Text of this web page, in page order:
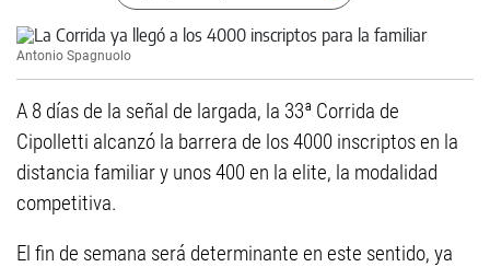
Antonio Spagnuolo
A 8 días de la señal de largada, la 33ª Corrida de
Cipolletti alcanzó la barrera de los 4000 inscriptos en la
distancia familiar y unos 400 en la elite, la modalidad
competitiva.
El fin de semana será determinante en este sentido, ya